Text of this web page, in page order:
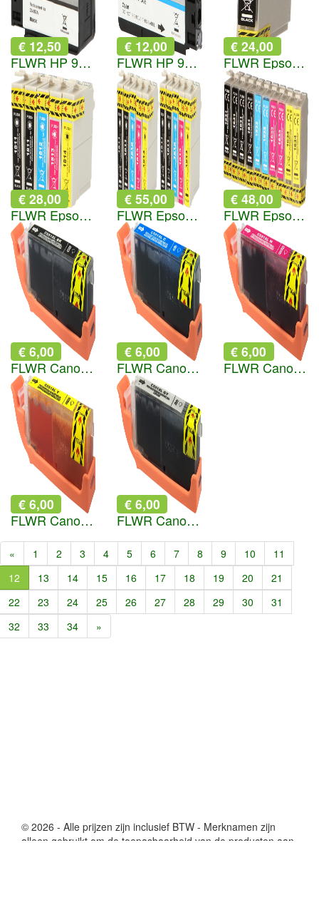
€ 12,50
FLWR HP 932XL zwart
€ 12,00
FLWR HP 951XL cyaan
€ 24,00
FLWR Epson 16XL Multipack zwart en kleur
€ 28,00
FLWR Epson 18XL Multipack zwart en kleur
€ 55,00
FLWR Epson (2X) 18XL Multipack zwart en kleur
€ 48,00
FLWR Epson 16XL Multipack (2 sets) zwart en kleur
€ 6,00
FLWR Canon CLI-551XL zwart
€ 6,00
FLWR Canon CLI-551XL cyaan
€ 6,00
FLWR Canon CLI-551XL magenta
€ 6,00
FLWR Canon CLI-551XL geel
€ 6,00
FLWR Canon CLI-551GY grijs
« 1 2 3 4 5 6 7 8 9 10
11
12
13 14 15 16 17 18 19 20
21
22
23 24 25 26 27 28 29 30
31
32
33 34 »
© 2026 - Alle prijzen zijn inclusief BTW - Merknamen zijn
alleen gebruikt om de toepasbaarheid van de producten aan